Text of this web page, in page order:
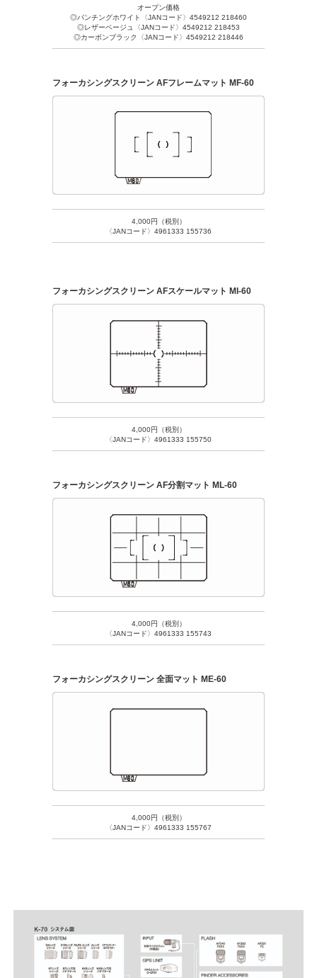
オープン価格
◎パンチングホワイト〈JANコード〉4549212 218460
◎レザーベージュ〈JANコード〉4549212 218453
◎カーボンブラック〈JANコード〉4549212 218446
フォーカシングスクリーン AFフレームマット MF-60
4,000円（税別）
〈JANコード〉4961333 155736
フォーカシングスクリーン AFスケールマット MI-60
4,000円（税別）
〈JANコード〉4961333 155750
フォーカシングスクリーン AF分割マット ML-60
4,000円（税別）
〈JANコード〉4961333 155743
フォーカシングスクリーン 全面マット ME-60
4,000円（税別）
〈JANコード〉4961333 155767